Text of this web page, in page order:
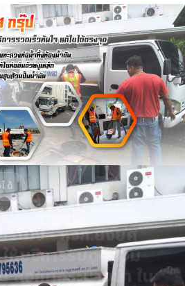
ด้
โมง - หจก.ยิ่งยศ
ห้บริการรับดูดส้วม
อกท่อระบายน้ำ ใน
รี มีใบกำจัด ทิ้งสิ่ง